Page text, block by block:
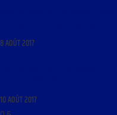
8 AOÛT 2017
10 AOÛT 2017